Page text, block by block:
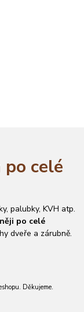
celé
palubky, KVH atp.
po celé
dveře a zárubně.
Děkujeme.